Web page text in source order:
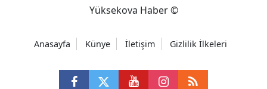
Yüksekova Haber ©
Anasayfa Künye İletişim Gizlilik İlkeleri